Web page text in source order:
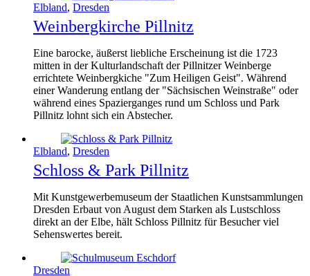
Elbland, Dresden
Weinbergkirche Pillnitz
Eine barocke, äußerst liebliche Erscheinung ist die 1723
mitten in der Kulturlandschaft der Pillnitzer Weinberge
errichtete Weinbergkiche "Zum Heiligen Geist". Während
einer Wanderung entlang der "Sächsischen Weinstraße" oder
während eines Spazierganges rund um Schloss und Park
Pillnitz lohnt sich ein Abstecher.
Elbland, Dresden
Schloss & Park Pillnitz
Mit Kunstgewerbemuseum der Staatlichen Kunstsammlungen
Dresden Erbaut von August dem Starken als Lustschloss
direkt an der Elbe, hält Schloss Pillnitz für Besucher viel
Sehenswertes bereit.
Dresden